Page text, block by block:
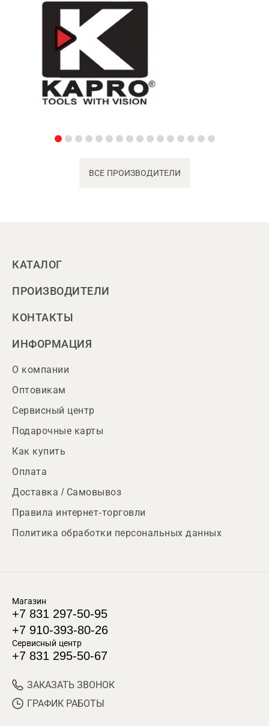
ВСЕ ПРОИЗВОДИТЕЛИ
КАТАЛОГ
ПРОИЗВОДИТЕЛИ
КОНТАКТЫ
ИНФОРМАЦИЯ
О компании
Оптовикам
Сервисный центр
Подарочные карты
Как купить
Оплата
Доставка / Самовывоз
Правила интернет-торговли
Политика обработки персональных данных
Магазин
+7 831 297-50-95
+7 910-393-80-26
Сервисный центр
+7 831 295-50-67
ЗАКАЗАТЬ ЗВОНОК
ГРАФИК РАБОТЫ